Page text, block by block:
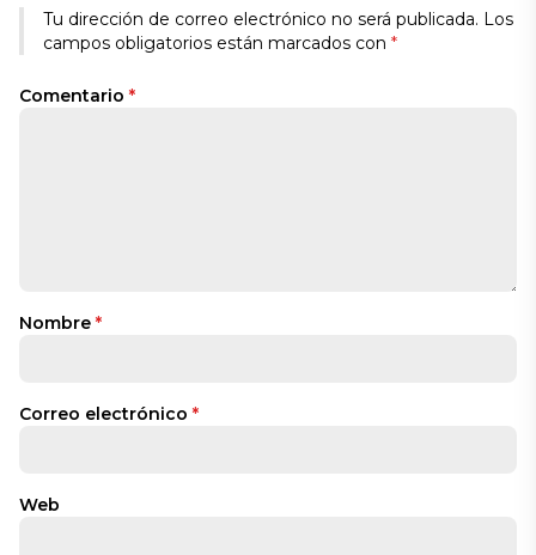
Tu dirección de correo electrónico no será publicada. Los
campos obligatorios están marcados con *
Comentario *
Nombre *
Correo electrónico *
Web